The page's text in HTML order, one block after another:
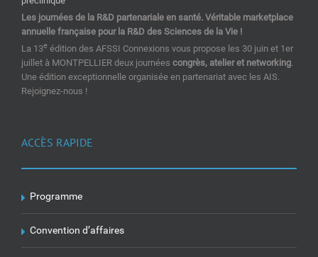
Les journées de la R&D partenariale en santé. Véritable marketplace
annuelle française pour la R&D des Sciences de la Vie !
La 13e édition des AFSSI Connexions vous propose les 30 juin et 1er
juillet à MONTPELLIER deux journées congrès, atelier et networking.
Une édition exceptionnelle organisée en partenariat avec les AIS.
Rejoignez-nous !
ACCÈS RAPIDE
Programme
Convention d’affaires